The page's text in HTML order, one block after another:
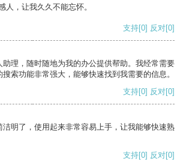
人，让我久久不能忘怀。
支持[0] 反对[0]
助理，随时随地为我的办公提供帮助。我经常需要
索功能非常强大，能够快速找到我需要的信息。
支持[0] 反对[0]
洁明了，使用起来非常容易上手，让我能够快速熟
支持[0] 反对[0]